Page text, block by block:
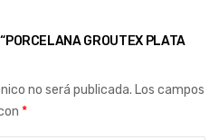
GROUTEX PLATA
no será publicada. Los campos
*